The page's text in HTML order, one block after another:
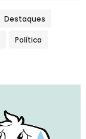
Destaques
Política